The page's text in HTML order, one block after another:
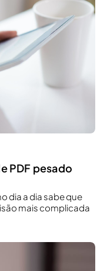
PDF pesado
dia a dia sabe que
mais complicada